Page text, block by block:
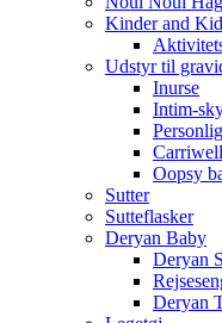
Kinder and
Udstyr til
Inurse
Intim-
Oopsy
Sutter
Sutteflasker
Deryan Baby
Deryan
Deryan